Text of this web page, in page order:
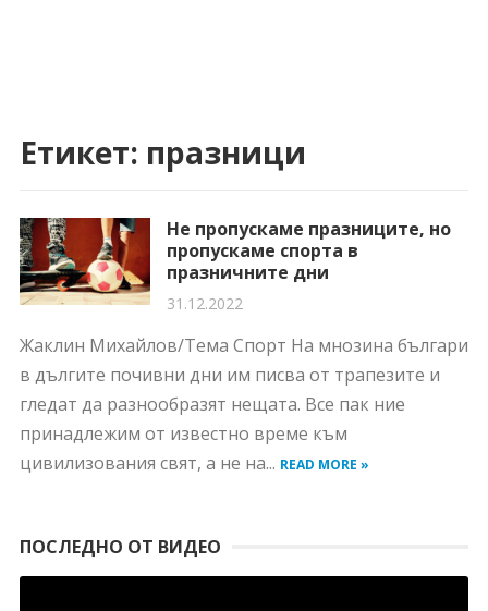
Етикет: празници
Не пропускаме празниците, но
пропускаме спорта в
празничните дни
31.12.2022
Жаклин Михайлов/Тема Спорт На мнозина българи
в дългите почивни дни им писва от трапезите и
гледат да разнообразят нещата. Все пак ние
принадлежим от известно време към
цивилизования свят, а не на... READ MORE »
ПОСЛЕДНО ОТ ВИДЕО